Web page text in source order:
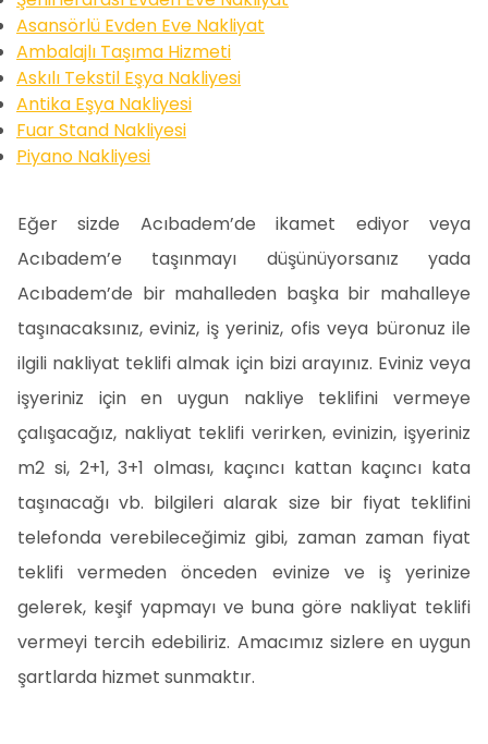
Asansörlü Evden Eve Nakliyat
Ambalajlı Taşıma Hizmeti
Askılı Tekstil Eşya Nakliyesi
Antika Eşya Nakliyesi
Fuar Stand Nakliyesi
Piyano Nakliyesi
Eğer sizde Acıbadem’de ikamet ediyor veya
Acıbadem’e taşınmayı düşünüyorsanız yada
Acıbadem’de bir mahalleden başka bir mahalleye
taşınacaksınız, eviniz, iş yeriniz, ofis veya büronuz ile
ilgili nakliyat teklifi almak için bizi arayınız. Eviniz veya
işyeriniz için en uygun nakliye teklifini vermeye
çalışacağız, nakliyat teklifi verirken, evinizin, işyeriniz
m2 si, 2+1, 3+1 olması, kaçıncı kattan kaçıncı kata
taşınacağı vb. bilgileri alarak size bir fiyat teklifini
telefonda verebileceğimiz gibi, zaman zaman fiyat
teklifi vermeden önceden evinize ve iş yerinize
gelerek, keşif yapmayı ve buna göre nakliyat teklifi
vermeyi tercih edebiliriz. Amacımız sizlere en uygun
şartlarda hizmet sunmaktır.